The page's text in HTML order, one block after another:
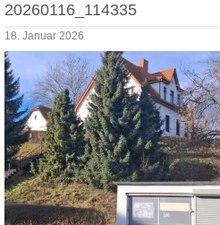
20260116_114335
18. Januar 2026